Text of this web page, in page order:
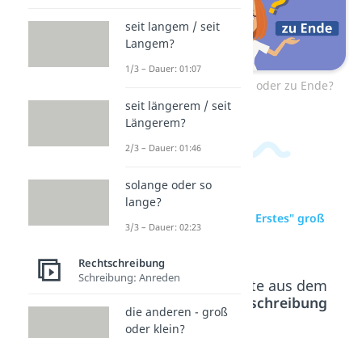
Zum Video: zuende oder zu Ende?
zur Videoseite: "als Erstes" groß
oder klein?
Beliebte Inhalte aus dem
Bereich
Rechtschreibung
seit langem / seit
Langem?
1/3 – Dauer: 01:07
seit längerem / seit
Längerem?
2/3 – Dauer: 01:46
solange oder so
lange?
3/3 – Dauer: 02:23
Rechtschreibung
Schreibung: Anreden
die anderen - groß
oder klein?